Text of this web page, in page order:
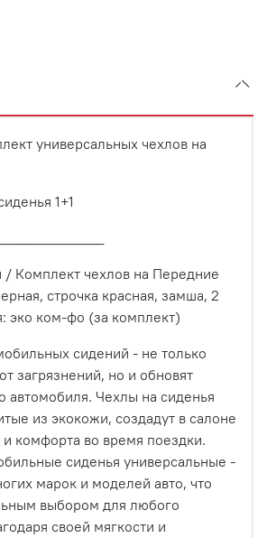
универсальных чехлов на
1+1
Комплект чехлов на Передние
строчка красная, замша, 2
эко ком-фо (за комплект)
сидений - не только
загрязнений, но и обновят
автомобиля. Чехлы на сиденья
из экокожи, создадут в салоне
комфорта во время поездки.
сиденья универсальные -
марок и моделей авто, что
выбором для любого
своей мягкости и